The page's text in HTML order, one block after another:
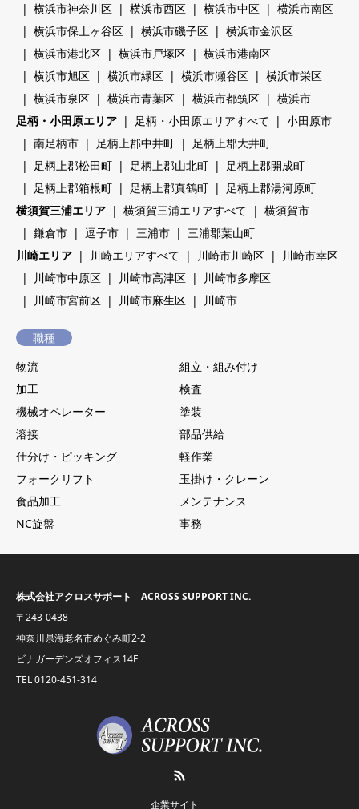
横浜市神奈川区
横浜市西区 横浜市中区
横浜市南区
横浜市保土ヶ谷区
横浜市磯子区
横浜市金沢区
横浜市港北区
横浜市戸塚区
横浜市港南区
横浜市旭区
横浜市緑区 横浜市瀬谷区
横浜市栄区
横浜市泉区
横浜市青葉区 横浜市都筑区
横浜市
足柄・小田原エリア
足柄・小田原エリアすべて
小田原市
南足柄市
足柄上郡中井町
足柄上郡大井町
足柄上郡松田町
足柄上郡山北町
足柄上郡開成町
足柄上郡箱根町
足柄上郡真鶴町
足柄上郡湯河原町
横須賀三浦エリア
横須賀三浦エリアすべて
横須賀市
鎌倉市
逗子市 三浦市
三浦郡葉山町
川崎エリア
川崎エリアすべて 川崎市川崎区
川崎市幸区
川崎市中原区
川崎市高津区
川崎市多摩区
川崎市宮前区
川崎市麻生区 川崎市
職種
物流
組立・組み付け
加工
検査
機械オペレーター
塗装
溶接
部品供給
仕分け・ピッキング
軽作業
フォークリフト
玉掛け・クレーン
食品加工
メンテナンス
NC旋盤
事務
株式会社アクロスサポート ACROSS SUPPORT INC.
〒243-0438
神奈川県海老名市めぐみ町2-2
ビナガーデンズオフィス14F
TEL0120-451-314
企業サイト